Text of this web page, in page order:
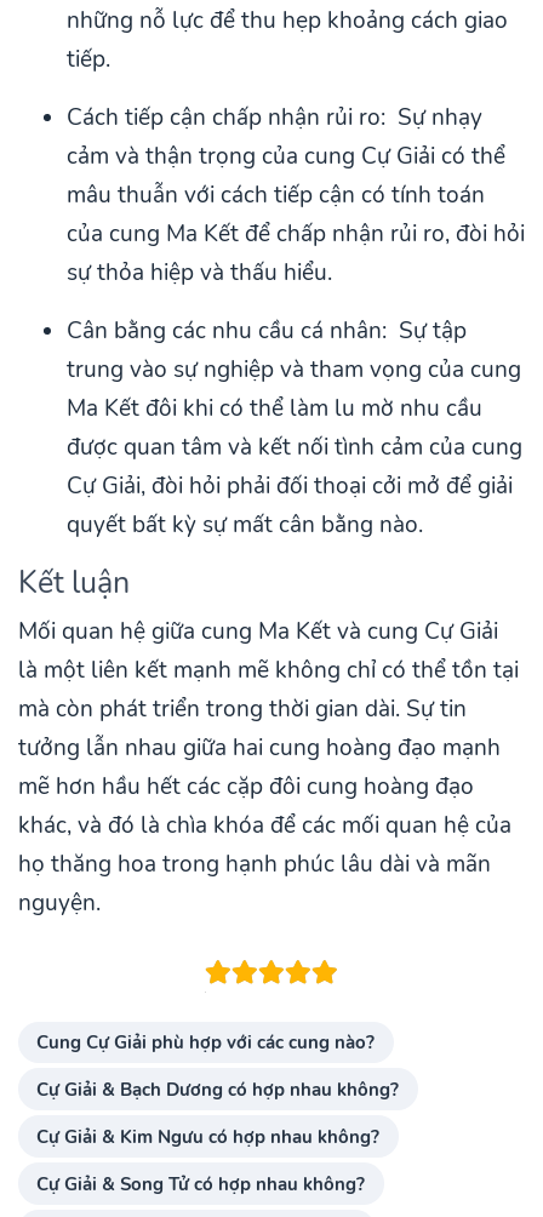
những nỗ lực để thu hẹp khoảng cách giao
tiếp.
Cách tiếp cận chấp nhận rủi ro: Sự nhạy
cảm và thận trọng của cung Cự Giải có thể
mâu thuẫn với cách tiếp cận có tính toán
của cung Ma Kết để chấp nhận rủi ro, đòi hỏi
sự thỏa hiệp và thấu hiểu.
Cân bằng các nhu cầu cá nhân: Sự tập
trung vào sự nghiệp và tham vọng của cung
Ma Kết đôi khi có thể làm lu mờ nhu cầu
được quan tâm và kết nối tình cảm của cung
Cự Giải, đòi hỏi phải đối thoại cởi mở để giải
quyết bất kỳ sự mất cân bằng nào.
Kết luận
Mối quan hệ giữa cung Ma Kết và cung Cự Giải
là một liên kết mạnh mẽ không chỉ có thể tồn tại
mà còn phát triển trong thời gian dài. Sự tin
tưởng lẫn nhau giữa hai cung hoàng đạo mạnh
mẽ hơn hầu hết các cặp đôi cung hoàng đạo
khác, và đó là chìa khóa để các mối quan hệ của
họ thăng hoa trong hạnh phúc lâu dài và mãn
nguyện.
Cung Cự Giải phù hợp với các cung nào?
Cự Giải & Bạch Dương có hợp nhau không?
Cự Giải & Kim Ngưu có hợp nhau không?
Cự Giải & Song Tử có hợp nhau không?